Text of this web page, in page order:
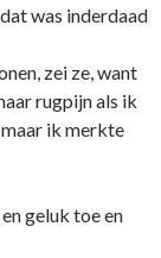
was inderdaad
zei ze, want
rugpijn als ik
ik merkte
geluk toe en